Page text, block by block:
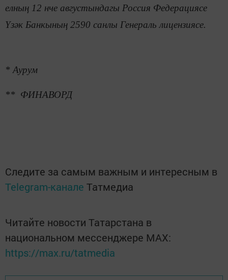
елның 12 нче августындагы Россия Федерациясе
Үзәк Банкының 2590 санлы Генераль лицензиясе.
* Аурум
** ФИНАВОРД
Следите за самым важным и интересным в
Telegram-канале Татмедиа
Читайте новости Татарстана в
национальном мессенджере MАХ:
https://max.ru/tatmedia